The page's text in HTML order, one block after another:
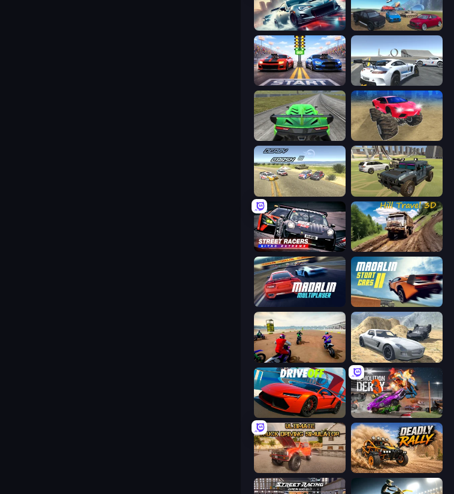
Xtreme City Drifting Derby Crash 4
Street Racer 2
Speed Racing Pro 2
Derby Crash 3 4x4 Offroader
Street Racers Nitro Extreme Hill Travel 3D
Madalin Stunt Cars 2
Super MX - The Champion Derby Crash 2
DriveOff Demolition Derby 3
Ultimate Truck Driving Simulator 2020 Deadly Rally